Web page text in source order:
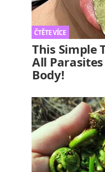
This Simple
All
Body!